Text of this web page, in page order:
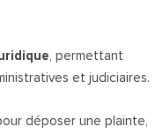
, permettant
et judiciaires.
déposer une plainte,